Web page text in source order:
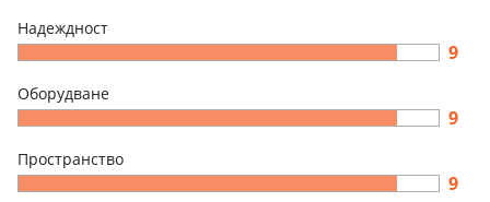
Надеждност
9
Оборудване
9
Пространство
9